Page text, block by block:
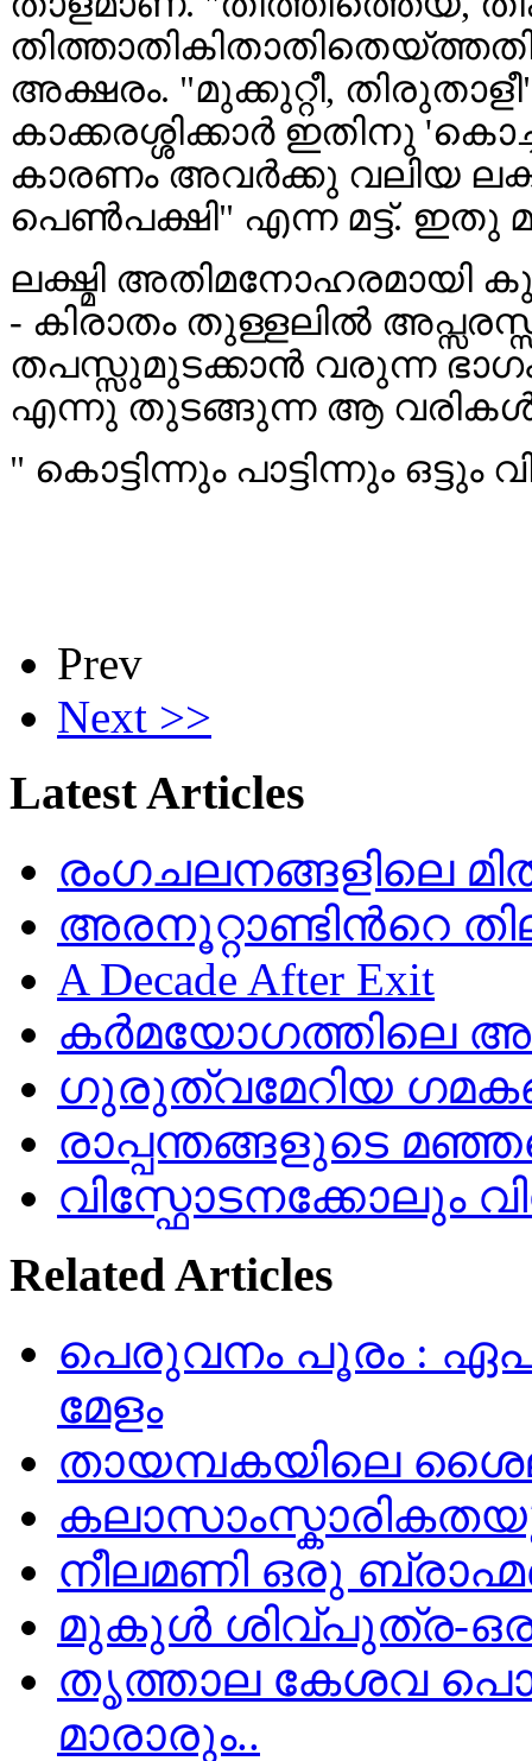
അക്ഷരം. "മുക്കുറ്റീ,
കാക്കരശ്ശിക്കാർ ഇതിനു
കാരണം അവർക്കു വലിയ
പെൺപക്ഷി" എന്ന മട്ട്. ഇതു
ലക്ഷ്മി അതിമനോഹരമായി
- കിരാതം തുള്ളലിൽ
തപസ്സുമുടക്കാൻ വരുന്ന
എന്നു തുടങ്ങുന്ന ആ വരികൾ
" കൊട്ടിന്നും പാട്ടിന്നും
Prev
Next >>
Latest Articles
രംഗചലനങ്ങളിലെ
അരനൂറ്റാണ്ടിൻറെ
A Decade After Exit
കർമയോഗത്തിലെ
ഗുരുത്വമേറിയ
രാപ്പന്തങ്ങളുടെ
വിസ്ഫോടനക്കോലും
Related Articles
പെരുവനം പൂരം :
മേളം
തായമ്പകയിലെ
നീലമണി ഒരു
മുകുൾ ശിവ്പുത്ര-ഒരു
തൃത്താല കേശവ
മാരാരും..